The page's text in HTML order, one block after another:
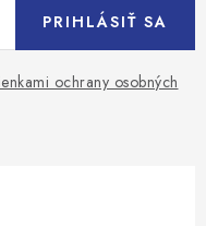
ochrany osobných
PRIHLÁSIŤ SA